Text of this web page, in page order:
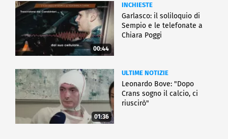
00:44
INCHIESTE
Garlasco: il soliloquio di
Sempio e le telefonate a
Chiara Poggi
01:36
ULTIME NOTIZIE
Leonardo Bove: "Dopo
Crans sogno il calcio, ci
riuscirò"